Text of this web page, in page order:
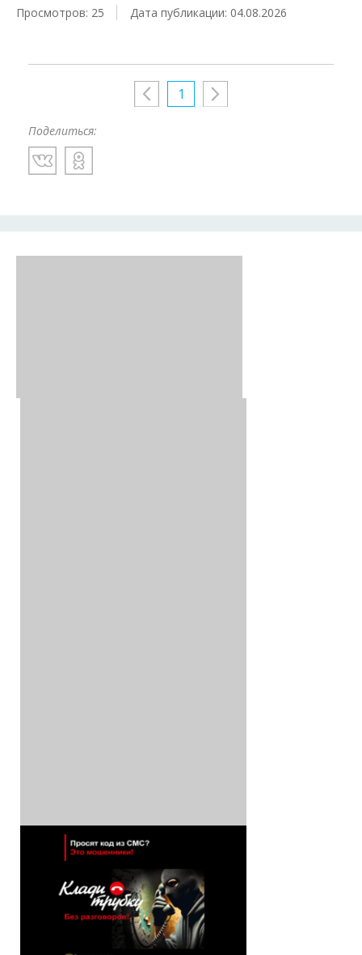
Просмотров: 25 Дата публикации: 04.08.2026
1
Поделиться: